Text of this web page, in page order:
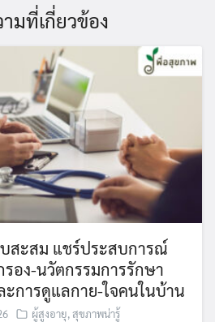
มที่เกี่ยวข้อง
บสะสม แชร์ประสบการณ์
อง-นวัตกรรมการรักษา
การดูแลกาย-ใจคนในบ้าน
ผู้สูงอายุ,สุขภาพน่ารู้